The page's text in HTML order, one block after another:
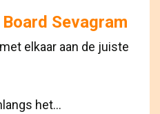
Sevagram
elkaar aan de juiste
het...